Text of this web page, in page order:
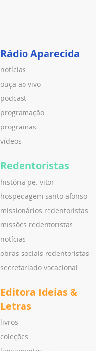
Rádio Aparecida
notícias
ouça ao vivo
podcast
programação
programas
vídeos
Redentoristas
história pe. vitor
hospedagem santo afonso
missionários redentoristas
missões redentoristas
notícias
obras sociais redentoristas
secretariado vocacional
Editora Ideias &
Letras
livros
coleções